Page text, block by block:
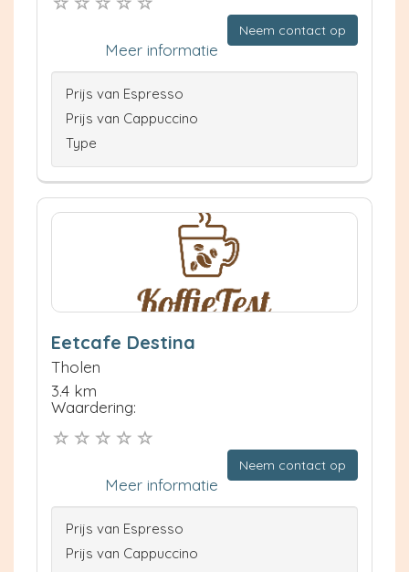
Neem contact op
Meer informatie
Prijs van Espresso
Prijs van Cappuccino
Type
Eetcafe Destina
Tholen
3.4 km
Waardering:
Neem contact op
Meer informatie
Prijs van Espresso
Prijs van Cappuccino